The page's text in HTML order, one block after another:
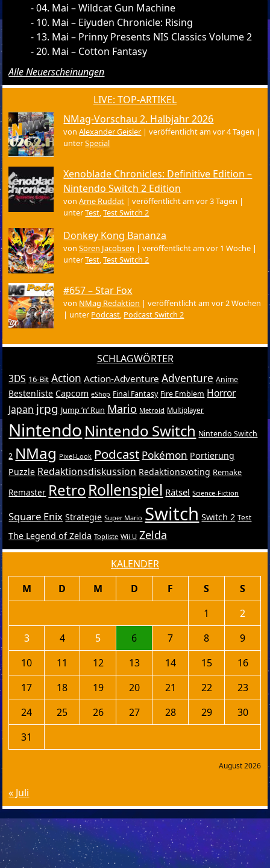
04. Mai – Wildcat Gun Machine
10. Mai – Eiyuden Chronicle: Rising
13. Mai – Prinny Presents NIS Classics Volume 2
20. Mai – Cotton Fantasy
Alle Neuerscheinungen
LIVE: TOP-ARTIKEL
NMag-Vorschau 2. Halbjahr 2026
vonAlexander Geisler |veröffentlicht am vor 4 Tagen |
unterSpecial
Xenoblade Chronicles: Definitive Edition –
Nintendo Switch 2 Edition
vonArne Ruddat |veröffentlicht am vor 3 Tagen |
unterTest,Test Switch 2
Donkey Kong Bananza
vonSören Jacobsen |veröffentlicht am vor 1 Woche |
unterTest,Test Switch 2
#657 – Star Fox
von NMag Redaktion |veröffentlicht am vor 2 Wochen
| unter Podcast, Podcast Switch 2
SCHLAGWÖRTER
3DS 16-Bit Action Action-Adventure Adventure Anime
Bestenliste Capcom eShop Final Fantasy Fire Emblem Horror
Japan jrpg Jump ’n’ Run Mario Metroid Multiplayer
Nintendo Nintendo Switch Nintendo Switch
2 NMag Pixel-Look Podcast Pokémon Portierung
Puzzle Redaktionsdiskussion Redaktionsvoting Remake
Remaster RetroRollenspiel Rätsel Science-Fiction
Square Enix Strategie Super Mario Switch Switch 2 Test
The Legend of Zelda Topliste Wii U Zelda
KALENDER
August 2026
M D M D F S
S
1
2
3
4 5 6 7 8
9
10
11 12 13 14 15
16
17
18 19 20 21 22
23
24
25 26 27 28 29
30
31
« Juli